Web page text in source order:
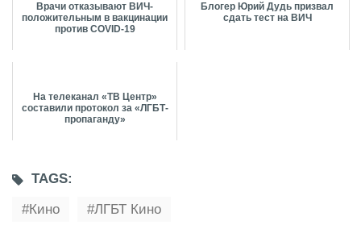
Врачи отказывают ВИЧ-
положительным в вакцинации
против COVID-19
Блогер Юрий Дудь призвал
сдать тест на ВИЧ
На телеканал «ТВ Центр»
составили протокол за «ЛГБТ-
пропаганду»
TAGS:
Кино
ЛГБТ Кино